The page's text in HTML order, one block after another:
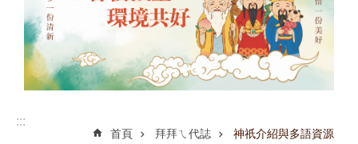
:::
首頁 拜拜ㄟ代誌 神祇介紹與多語資源